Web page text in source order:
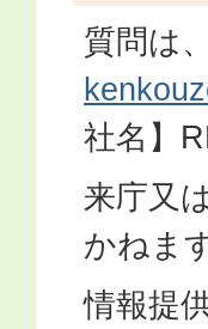
質問は
社名】
来庁又
かねま
情報提